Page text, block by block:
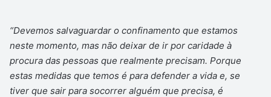
“Devemos salvaguardar o confinamento que estamos
neste momento, mas não deixar de ir por caridade à
procura das pessoas que realmente precisam. Porque
estas medidas que temos é para defender a vida e, se
tiver que sair para socorrer alguém que precisa, é